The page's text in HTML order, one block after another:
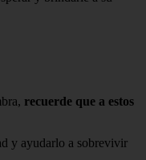
recuerde que a estos
y ayudarlo a sobrevivir